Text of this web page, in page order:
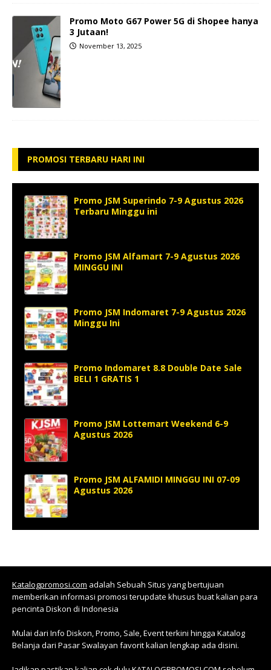
Promo Moto G67 Power 5G di Shopee hanya
3 Jutaan!
November 13, 2025
PROMOSI TERBARU HARI INI
Promo JSM Superindo 7-9 Agustus 2026
Terbaru Minggu ini
Promo JSM Alfamart 7-9 Agustus 2026
MINGGU INI
Promo JSM Indomaret 7-9 Agustus 2026
Minggu Ini
Promo Indomaret 8.8 Double Date Sale
BELI 1 GRATIS 1
Promo JSM Lottemart Weekend 6-9
Agustus 2026
Promo JSM ALFAMIDI MINGGU INI 07-09
Agustus 2026
Katalogpromosi.com adalah Sebuah Situs yang bertujuan
memberikan informasi promosi terupdate khusus buat kalian para
pencinta Diskon di Indonesia
Mulai dari Info Diskon, Promo, Sale, Event terkini hingga Katalog
Belanja dari Pasar Swalayan favorit kalian lengkap ada disini.